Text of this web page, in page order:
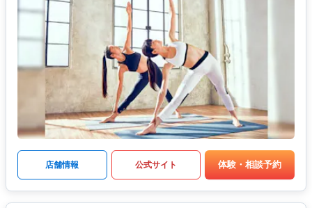
店舗情報 公式サイト 体験・相談予約